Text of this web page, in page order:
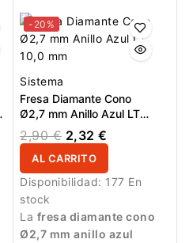
tratamiento detallado
de la uña.
-20%
Sistema
Fresa Diamante Cono
Ø2,7 mm Anillo Azul LT
10,0 mm
2,90 € 2,32 €
AL CARRITO
Disponibilidad: 177 En
stock
La fresa diamante cono
Ø2,7 mm anillo azul